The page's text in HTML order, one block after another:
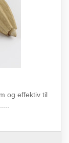
og effektiv til